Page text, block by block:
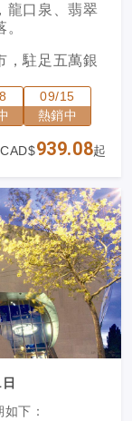
龍口泉、翡翠
，駐足五萬銀
石看地熱奇
克遜，參觀鹿
09/15
熱銷中
CAD$939.08起
下：